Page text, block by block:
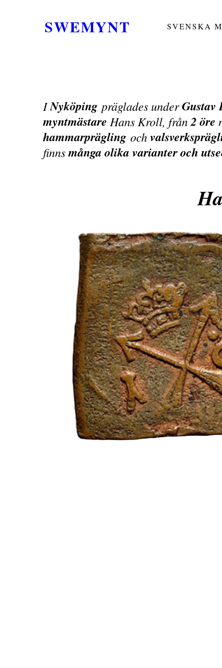
SWEMYNT SVENSKA
INyköping präglades underGustav
myntmästare Hans Kroll, från2 öre
hammarprägling och
finnsmånga olika varianter och